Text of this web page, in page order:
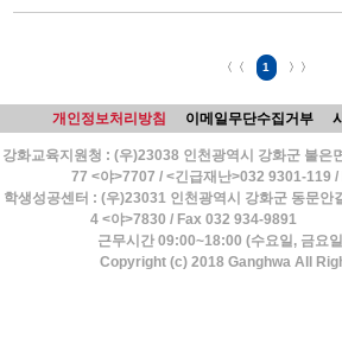
〈〈 1 〉〉
개인정보처리방침 이메일무단수집거부
강화교육지원청 : (우)23038 인천광역시 강화군 불은
77 <야>7707 / <긴급재난>032 9301-119
학생성공센터 : (우)23031 인천광역시 강화군 동문안
4 <야>7830 / Fax 032
근무시간 09:00~18:00 (수요일, 금요
Copyright (c) 2018 Ganghwa All